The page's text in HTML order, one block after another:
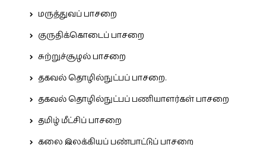
மருத்துவப் பாசறை
குருதிக்கொடைப் பாசறை
சுற்றுச்சூழல் பாசறை
தகவல் தொழில்நுட்பப் பாசறை.
தகவல் தொழில்நுட்பப் பணியாளர்கள் பாசறை
தமிழ் மீட்சிப் பாசறை
கலை இலக்கியப் பண்பாட்டுப் பாசறை